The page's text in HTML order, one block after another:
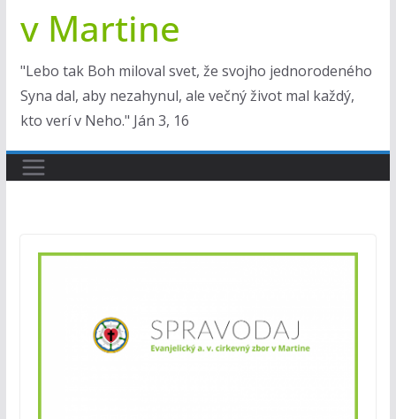
v Martine
"Lebo tak Boh miloval svet, že svojho jednorodeného
Syna dal, aby nezahynul, ale večný život mal každý,
kto verí v Neho." Ján 3, 16